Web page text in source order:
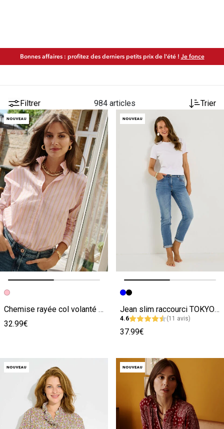
Bonnes affaires : profitez des derniers petits prix de l'été ! Je fonce
Filtrer 984 articles Trier
Image précédente
Image suivante
Chemise rayée col volanté femme
32.99€
Image précédente
Image suivante
Jean slim raccourci TOKYO R01 femme
4.6 (11 avis)
37.99€